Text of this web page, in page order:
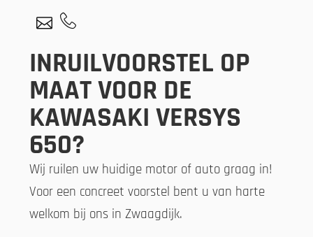
INRUILVOORSTEL OP
MAAT VOOR DE
KAWASAKI VERSYS
650?
Wij ruilen uw huidige motor of auto graag in!
Voor een concreet voorstel bent u van harte
welkom bij ons in Zwaagdijk.